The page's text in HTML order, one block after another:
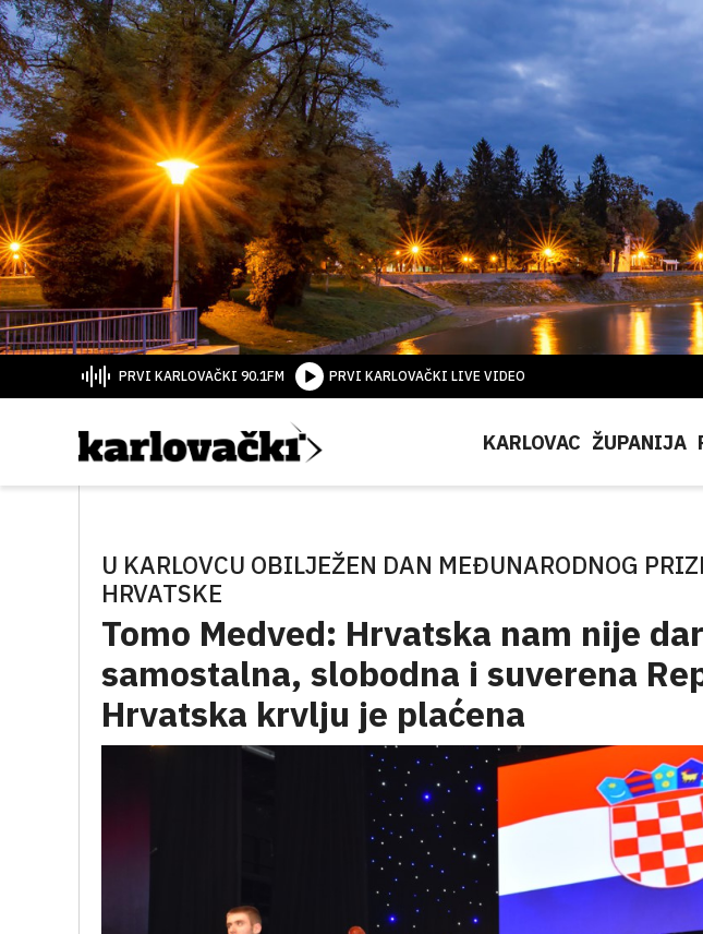
PRVI KARLOVAČKI 90.1FM PRVI KARLOVAČKI LIVE VIDEO
KARLOVAC ŽUPANIJA
U KARLOVCU OBILJEŽEN DAN MEĐUNARODNOG
HRVATSKE
Tomo Medved: Hrvatska nam nije
samostalna, slobodna i suverena
Hrvatska krvlju je plaćena